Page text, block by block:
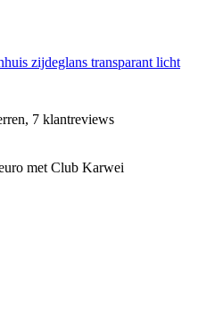
zijdeglans transparant licht
7 klantreviews
met Club Karwei